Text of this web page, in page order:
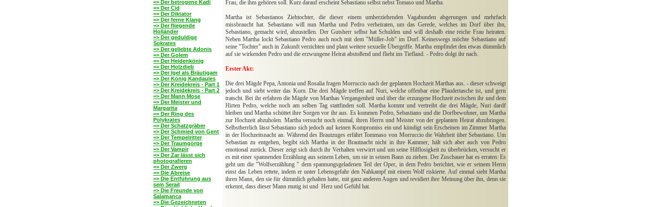
=> Der betrogene Kadi
=> Der Cid
=> Der Diktator
=> Der ferne Klang
=> Der fliegende
Holländer
=> Der geduldige
Sokrates
=> Der geliebte Adonis
=> Der Golem
=> Der Heidenkönig
=> Der Holzdieb
=> Der Igel als Bräutigam
=> Der König Kandaules
=> Der Kreidekreis - Part 1
=> Der Kreidekreis - Part 2
=> Der Mann Mose
=> Der Meister und
Margarita
=> Der Ring des
Polykrates
=> Der Schatzgräber
=> Der Schmied von Gent
=> Der Tempelritter
=> Der Traumgörge
=> Der Vampir
=> Der Zar lässt sich
photografieren
=> Der Zwerg
=> Die Abreise
=> Die Entführung aus
sem Serail
=> Die Freunde von
Salamanca
=> Die Gezeichneten
Frau, die ihm gehören soll. Kurz darauf erscheint Sebastiano selbst nebst Tomaso und Martha.
Martha ist Sebastianos Ziehtochter, die dieser einem umherziehenden Vagabunden abgerungen und mehrfach
missbraucht hat. Sebastiano will nun Martha und Pedro verheiraten, um das Gerede, welches im Dorf über ihn,
Sebastiano, gemacht wird, abzustellen. Der Gutsherr selbst hat Schulden und will deshalb eine reiche Frau heiraten.
Neben Martha lockt Sebastiano Pedro auch noch mit dem "Müller-Job" im Dorf. Keineswegs möchte Sebastiano auf
seine "Tochter" auch in Zukunft verzichten und plant weitere sexuelle Übergriffe. Martha empfindet den etwas dümmlich
auf sie wirkenden Pedro und die erzwungene Heirat abstoßend und flieht ins Tiefland. - Pedro dolgt ihr nach.
Erster Akt:
Die drei Mägde Pepa, Antonia und Rosalia fragen Morruccio nach der geplanten Hochzeit Marthas aus. - dieser schweigt
jedoch und siebt weiter das Korn. Die drei Mägde treffen auf Nuri, welche offenbar eine Plaudertasche ist, und gern
tratscht. Bei ihr erfahren die Mägde von Marthas Vergangenheit und über die erzungene Hochzeit zwischen ihr und dem
Hirten Pedro, welche noch am selben Tag stattfinden soll. Martha kommt und vertreibt die drei Mägde, Nuri dardf
bleiben und Martha schüttet ihre Sorgen vor ihr aus. Es kommen Pedro, Sebastiano und die Dorfbewohner, um Martha
zur Hochzeit abzuholen. Martha versucht noch einmal, ihren Herrn und Meister von der geplanten Heirat abzubringen.
Selbstherrlich lässt Sebastiano sich jedoch auf keinen Kompromiss ein und kündigt sein Erscheinen im Zimmer Martha
in der Hochzeitsnacht an. Während des Brautzuges erfährt Tommaso von Morruccio die Wahrheit über Sebastiano. Um
Sebastian zu entgehen, begibt sich Martha in der Brautnacht nicht in ihre Kammer, hält sich aber auch von Pedro
emotional zurück. Dieser zeigt sich durch ihr Verhalten verwirrt und um seine Hilflosigkeit zu überbrücken, versucht er
es mit einer spannenden Erzählung aus seinem Leben, um sie in seinen Bann zu ziehen. Der Zuschauer hat es erraten: Es
geht um die "Wolfserzählung " dem spannungsgeladenen Teil der Oper, in dem Pedro berichtet, wie er seinem Herrn
einst das Leben rettete, indem er unter Lebensgefahr den Nahkampf mit einem Wolf riskierte. Auf einmal sieht Martha
ihren Mann, den sie für dümmlich gehalten hatte, mit ganz anderen Augen und revidiert ihre Meinung über ihn, denn sie
erkennt, dass dieser Mann mutig ist und Herz und Gefühl hat.